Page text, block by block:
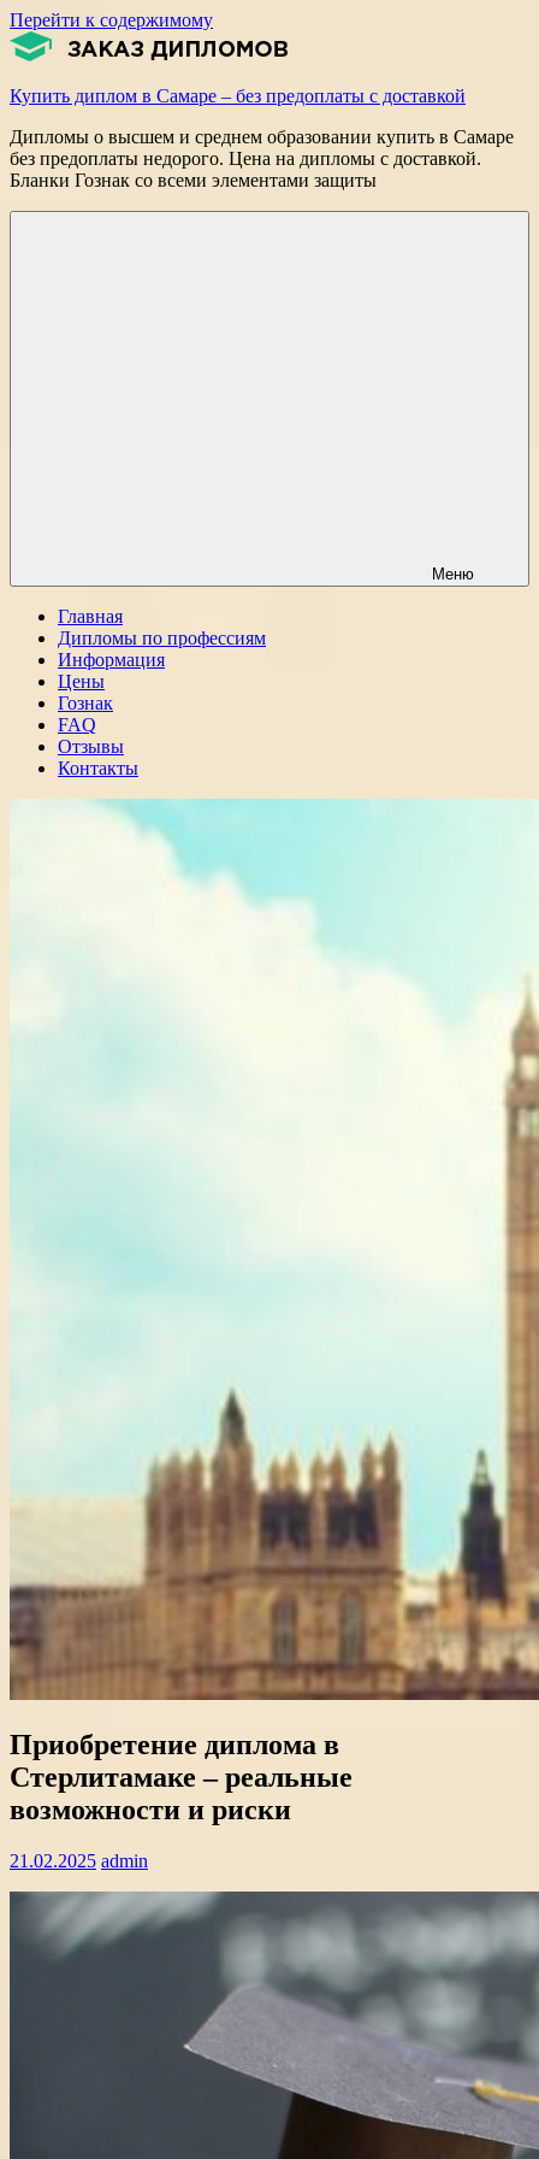
Перейти к содержимому
Купить диплом в Самаре – без предоплаты с доставкой
Дипломы о высшем и среднем образовании купить в Самаре
без предоплаты недорого. Цена на дипломы с доставкой.
Бланки Гознак со всеми элементами защиты
Меню
Главная
Дипломы по профессиям
Информация
Цены
Гознак
FAQ
Отзывы
Контакты
Приобретение диплома в
Стерлитамаке – реальные
возможности и риски
21.02.2025 admin